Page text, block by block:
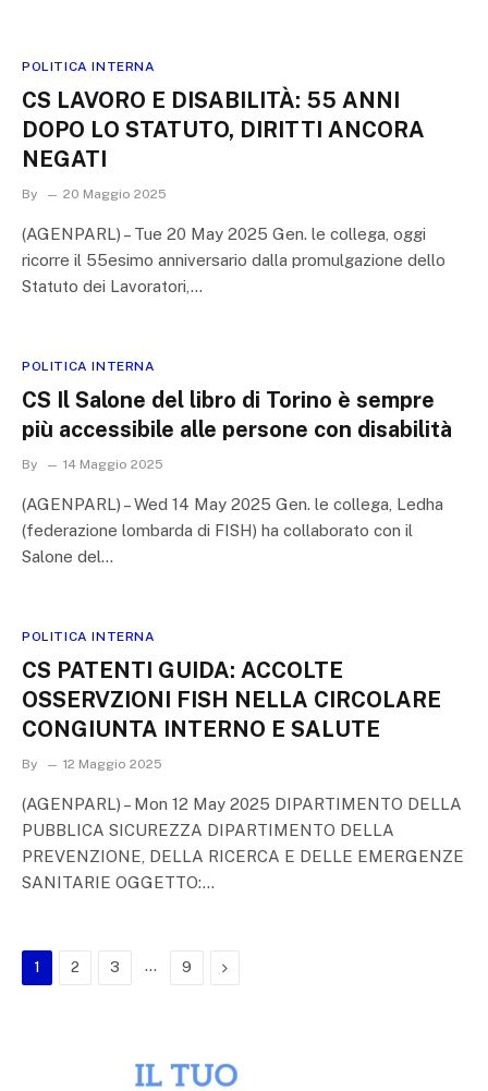
POLITICA INTERNA
CS LAVORO E DISABILITÀ: 55 ANNI
DOPO LO STATUTO, DIRITTI ANCORA
NEGATI
By 20 Maggio 2025
(AGENPARL) – Tue 20 May 2025 Gen. le collega, oggi
ricorre il 55esimo anniversario dalla promulgazione dello
Statuto dei Lavoratori,…
POLITICA INTERNA
CS Il Salone del libro di Torino è sempre
più accessibile alle persone con disabilità
By 14 Maggio 2025
(AGENPARL) – Wed 14 May 2025 Gen. le collega, Ledha
(federazione lombarda di FISH) ha collaborato con il
Salone del…
POLITICA INTERNA
CS PATENTI GUIDA: ACCOLTE
OSSERVZIONI FISH NELLA CIRCOLARE
CONGIUNTA INTERNO E SALUTE
By 12 Maggio 2025
(AGENPARL) – Mon 12 May 2025 DIPARTIMENTO DELLA
PUBBLICA SICUREZZA DIPARTIMENTO DELLA
PREVENZIONE, DELLA RICERCA E DELLE EMERGENZE
SANITARIE OGGETTO:…
1 2 3 … 9 Next